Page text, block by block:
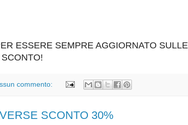
ESSERE SEMPRE AGGIORNATO SULLE
commento:
SCONTO 30%